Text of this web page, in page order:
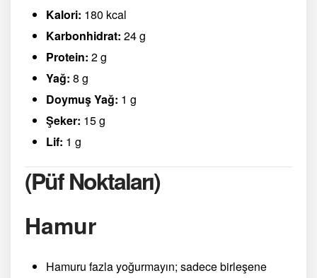
Kalori: 180 kcal
Karbonhidrat: 24 g
Protein: 2 g
Yağ: 8 g
Doymuş Yağ: 1 g
Şeker: 15 g
Lif: 1 g
(Püf Noktaları)
Hamur
Hamuru fazla yoğurmayın; sadece birleşene